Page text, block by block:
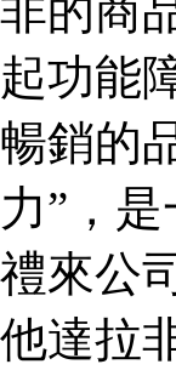
非的商
起功能
暢銷的
力”，
禮來公
他達拉